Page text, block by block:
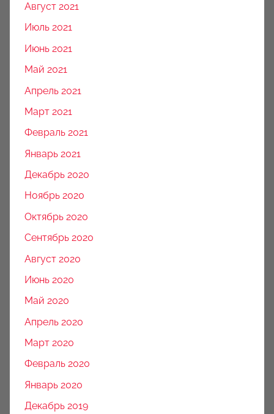
Август 2021
Июль 2021
Июнь 2021
Май 2021
Апрель 2021
Март 2021
Февраль 2021
Январь 2021
Декабрь 2020
Ноябрь 2020
Октябрь 2020
Сентябрь 2020
Август 2020
Июнь 2020
Май 2020
Апрель 2020
Март 2020
Февраль 2020
Январь 2020
Декабрь 2019